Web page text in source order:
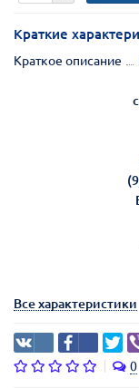
Краткие
Краткое описание
Все характеристики
0